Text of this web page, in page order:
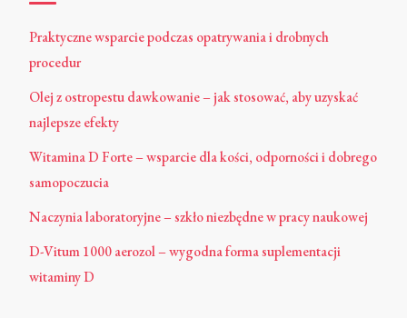
Praktyczne wsparcie podczas opatrywania i drobnych
procedur
Olej z ostropestu dawkowanie – jak stosować, aby uzyskać
najlepsze efekty
Witamina D Forte – wsparcie dla kości, odporności i dobrego
samopoczucia
Naczynia laboratoryjne – szkło niezbędne w pracy naukowej
D-Vitum 1000 aerozol – wygodna forma suplementacji
witaminy D